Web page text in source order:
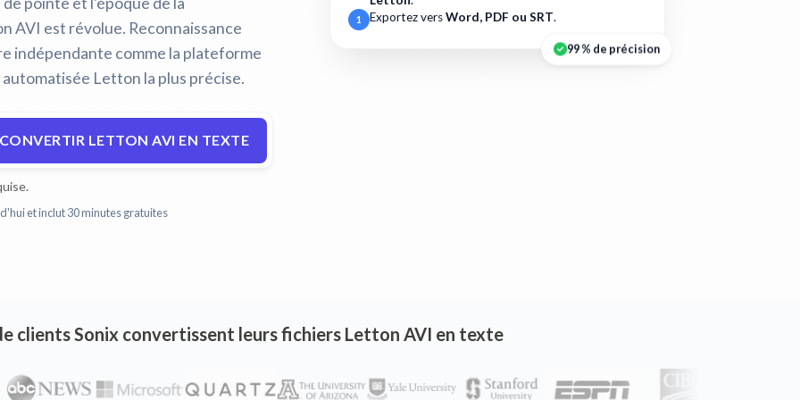
AVI est révolue. Reconnaissance
indépendante comme la plateforme
Letton la plus précise.
LETTON AVI EN TEXTE
et inclut 30 minutes gratuites
1 Exportez versWord, PDF ou SRT.
99 % de précision
clients Sonix convertissent leurs fichiers Letton AVI en texte